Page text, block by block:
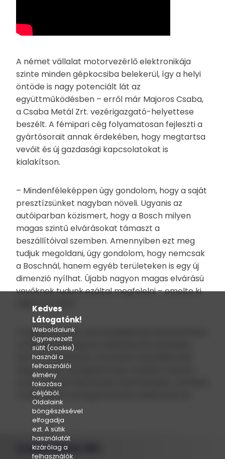
A német vállalat motorvezérlő elektronikája
szinte minden gépkocsiba belekerül, így a helyi
öntöde is nagy potenciált lát az
együttműködésben – erről már Majoros Csaba,
a Csaba Metál Zrt. vezérigazgató-helyettese
beszélt. A fémipari cég folyamatosan fejleszti a
gyártósorait annak érdekében, hogy megtartsa
vevőit és új gazdasági kapcsolatokat is
kialakítson.
– Mindenféleképpen úgy gondolom, hogy a saját
presztízsünket nagyban növeli. Ugyanis az
autóiparban közismert, hogy a Bosch milyen
magas szintű elvárásokat támaszt a
beszállítóival szemben. Amennyiben ezt meg
tudjuk megoldani, úgy gondolom, hogy nemcsak
a Boschnál, hanem egyéb területeken is egy új
dimenzió nyílhat. Újabb nagyon magas elvárású
vevőknek tudunk ezáltal megfelelni – emelte ki
Majoros Csaba.
A legkorszerűbb technológiáknak köszönhetően
a vállalat jelenlegi termékeinek 90 százaléka
kerül az autóiparba. Közvetlen beszállítói két
nagy német autógyártónak, emellett számos
olyan cégnek készítenek alkatrészeket, amelyek
a piacvezető autógyártóknak szállítanak be.
Csaba Metál ZRt.
Kedves
Látogatónk!
Weboldalunk
úgynevezett
sütit (cookie)
használ a
felhasználói
élmény
fokozása
céljából.
Oldalaink
böngészésével
elfogadja
ezt. A sütik
használatát
kizárólag a
felhasználók